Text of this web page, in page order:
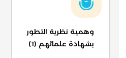
وهمية نظرية التطور
بشهادة علمائهم (1)